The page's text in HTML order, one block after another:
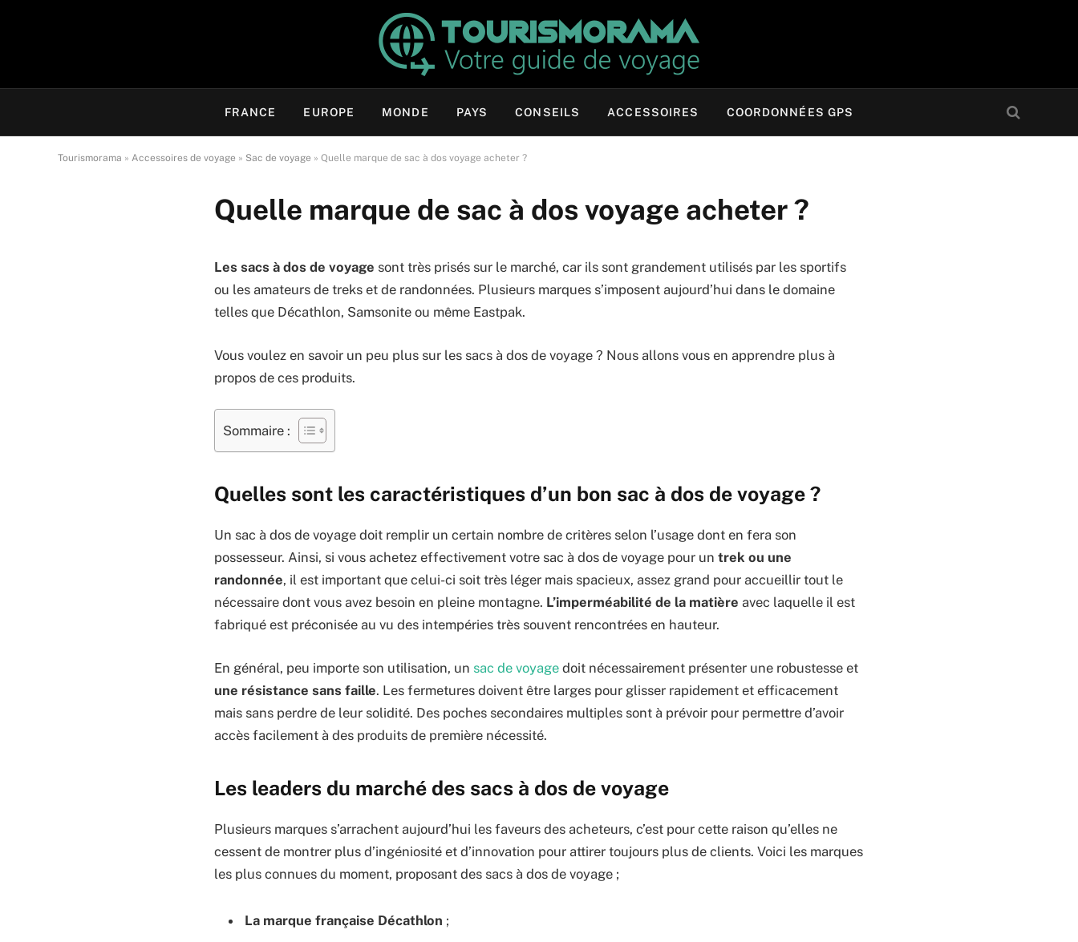
FRANCE EUROPE MONDE PAYS CONSEILS ACCESSOIRES COORDONNÉES GPS
Tourismorama » Accessoires de voyage » Sac de voyage » Quelle marque de sac à dos voyage acheter ?
Quelle marque de sac à dos voyage acheter ?
Les sacs à dos de voyage sont très prisés sur le marché, car ils sont grandement utilisés par les sportifs
ou les amateurs de treks et de randonnées. Plusieurs marques s’imposent aujourd’hui dans le domaine
telles que Décathlon, Samsonite ou même Eastpak.
Vous voulez en savoir un peu plus sur les sacs à dos de voyage ? Nous allons vous en apprendre plus à
propos de ces produits.
Sommaire :
Quelles sont les caractéristiques d’un bon sac à dos de voyage ?
Un sac à dos de voyage doit remplir un certain nombre de critères selon l’usage dont en fera son
possesseur. Ainsi, si vous achetez effectivement votre sac à dos de voyage pour un trek ou une
randonnée, il est important que celui-ci soit très léger mais spacieux, assez grand pour accueillir tout le
nécessaire dont vous avez besoin en pleine montagne. L’imperméabilité de la matière avec laquelle il est
fabriqué est préconisée au vu des intempéries très souvent rencontrées en hauteur.
En général, peu importe son utilisation, un sac de voyage doit nécessairement présenter une robustesse et
une résistance sans faille. Les fermetures doivent être larges pour glisser rapidement et efficacement
mais sans perdre de leur solidité. Des poches secondaires multiples sont à prévoir pour permettre d’avoir
accès facilement à des produits de première nécessité.
Les leaders du marché des sacs à dos de voyage
Plusieurs marques s’arrachent aujourd’hui les faveurs des acheteurs, c’est pour cette raison qu’elles ne
cessent de montrer plus d’ingéniosité et d’innovation pour attirer toujours plus de clients. Voici les marques
les plus connues du moment, proposant des sacs à dos de voyage ;
La marque française Décathlon ;